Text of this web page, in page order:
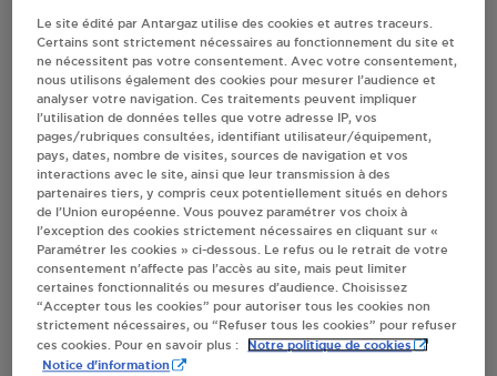
Villes
DISTRIBUTEUR AUTOMATIQUE 24/24
CARREFOUR PUGET SUR ARGENS
148 AVENUE SAINT ALBERT
CENTRE COMMERCIAL GRAND ESTEREL
83480PUGET SUR ARGENS
S'Y RENDRE
PROMOCASH SORODIAL PUGET SUR ARGENS
Le site édité par Antargaz utilise des cookies et autres traceurs.
Certains sont strictement nécessaires au fonctionnement du site et
ne nécessitent pas votre consentement. Avec votre consentement,
nous utilisons également des cookies pour mesurer l’audience et
analyser votre navigation. Ces traitements peuvent impliquer
l’utilisation de données telles que votre adresse IP, vos
pages/rubriques consultées, identifiant utilisateur/équipement,
pays, dates, nombre de visites, sources de navigation et vos
interactions avec le site, ainsi que leur transmission à des
partenaires tiers, y compris ceux potentiellement situés en dehors
de l’Union européenne. Vous pouvez paramétrer vos choix à
l’exception des cookies strictement nécessaires en cliquant sur «
Paramétrer les cookies » ci-dessous. Le refus ou le retrait de votre
consentement n’affecte pas l’accès au site, mais peut limiter
certaines fonctionnalités ou mesures d’audience. Choisissez
“Accepter tous les cookies” pour autoriser tous les cookies non
strictement nécessaires, ou “Refuser tous les cookies” pour refuser
ces cookies. Pour en savoir plus :
Notre politique de cookies
Notice d'information